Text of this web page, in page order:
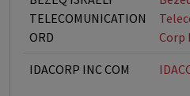
TELECOMUNICATION
ORD
Corp
IDACORP INC COM